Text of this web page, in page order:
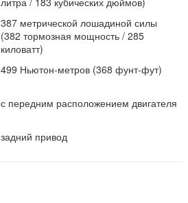
387 метрической лошадиной силы
(382 тормозная мощность / 285
киловатт)
499 Ньютон-метров (368 фунт-фут)
с передним расположением двигателя
задний привод